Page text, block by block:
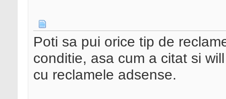
Poti sa pui orice tip de
conditie, asa cum a citat si
cu reclamele adsense.